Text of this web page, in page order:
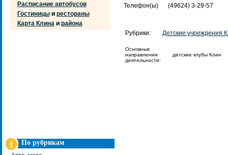
Расписание автобусов
Гостиницыи рестораны
Карта Клинаи района
По рубрикам
Телефон(ы)
(49624) 3-29-57
Рубрики: Детские учреждения
Основные
направления
деятельности:
детские клубы Клин